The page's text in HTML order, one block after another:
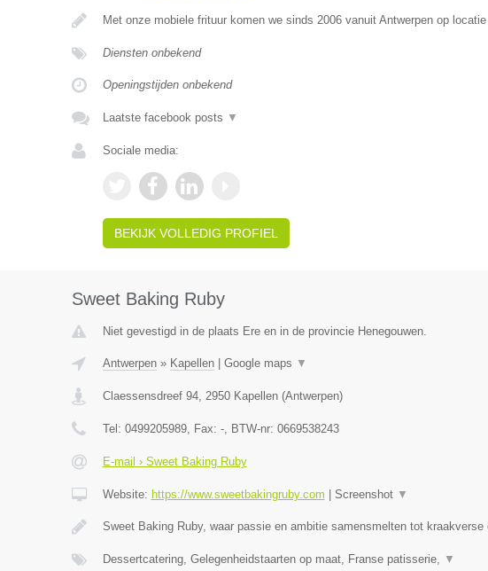
Met onze mobiele frituur komen we sinds 2006 vanuit Antwerpen op locatie
Diensten onbekend
Openingstijden onbekend
Laatste facebook posts ▼
Sociale media:
BEKIJK VOLLEDIG PROFIEL
Sweet Baking Ruby
Niet gevestigd in de plaats Ere en in de provincie Henegouwen.
Antwerpen» Kapellen| Google maps ▼
Claessensdreef 94, 2950 Kapellen(Antwerpen)
Tel: 0499205989, Fax: -, BTW-nr: 0669538243
E-mail › Sweet Baking Ruby
Website: https://www.sweetbakingruby.com Screenshot ▼
Sweet Baking Ruby, waar passie en ambitie samensmelten tot kraakverse
Dessertcatering, Gelegenheidstaarten op maat, Franse patisserie, ▼